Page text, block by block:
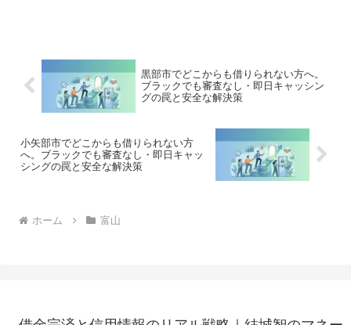
黒部市でどこからも借りられない方へ。
ブラックでも審査なし・即日キャッシン
グの罠と安全な解決策
小矢部市でどこからも借りられない方
へ。ブラックでも審査なし・即日キャッ
シングの罠と安全な解決策
ホーム 富山